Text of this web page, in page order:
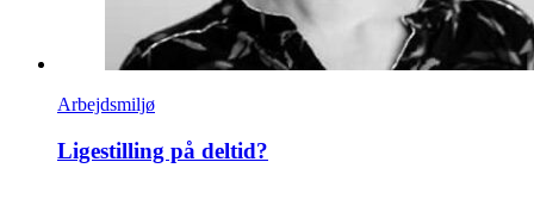
Arbejdsmiljø
Ligestilling på deltid?